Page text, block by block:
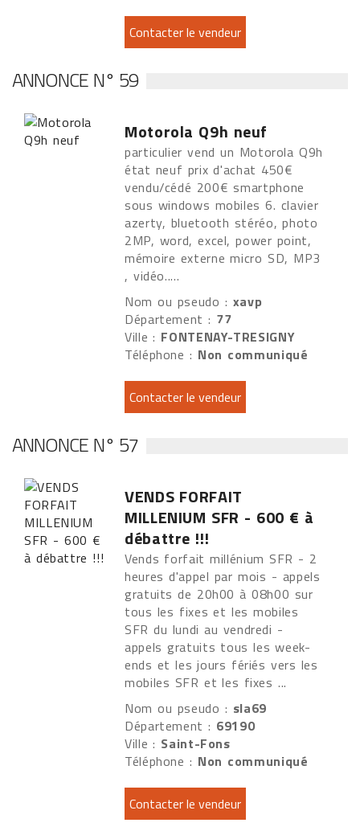
ANNONCE N° 59
Motorola Q9h neuf
particulier vend un Motorola Q9h
état neuf prix d'achat 450€
vendu/cédé 200€ smartphone
sous windows mobiles 6. clavier
azerty, bluetooth stéréo, photo
2MP, word, excel, power point,
mémoire externe micro SD, MP3
, vidéo.....
Nom ou pseudo : xavp
Département : 77
Ville : FONTENAY-TRESIGNY
Téléphone : Non communiqué
ANNONCE N° 57
VENDS FORFAIT
MILLENIUM SFR - 600 € à
débattre !!!
Vends forfait millénium SFR - 2
heures d'appel par mois - appels
gratuits de 20h00 à 08h00 sur
tous les fixes et les mobiles
SFR du lundi au vendredi -
appels gratuits tous les week-
ends et les jours fériés vers les
mobiles SFR et les fixes ...
Nom ou pseudo : sla69
Département : 69190
Ville : Saint-Fons
Téléphone : Non communiqué